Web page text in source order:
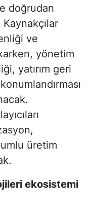
doğrudan
ve
yönetim
yatırım geri
üretim
ekosistemi